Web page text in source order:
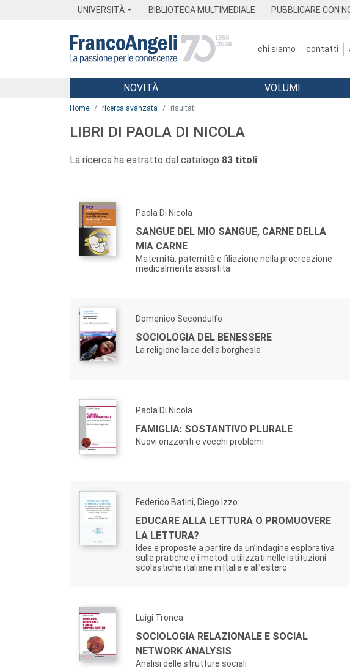
UNIVERSITÀ BIBLIOTECA MULTIMEDIALE PUBBLICARE CON
chi siamo contatti
Menu
NOVITÀ VOLUMI
Home ricerca avanzata risultati
LIBRI DI PAOLA DI NICOLA
La ricerca ha estratto dal catalogo 83 titoli
Paola Di Nicola
SANGUE DEL MIO SANGUE, CARNE DELLA
MIA CARNE
Maternità, paternità e filiazione nella procreazione
medicalmente assistita
Domenico Secondulfo
SOCIOLOGIA DEL BENESSERE
La religione laica della borghesia
Paola Di Nicola
FAMIGLIA: SOSTANTIVO PLURALE
Nuovi orizzonti e vecchi problemi
Federico Batini, Diego Izzo
EDUCARE ALLA LETTURA O PROMUOVERE
LA LETTURA?
Idee e proposte a partire da un’indagine esplorativa
sulle pratiche e i metodi utilizzati nelle istituzioni
scolastiche italiane in Italia e all’estero
Luigi Tronca
SOCIOLOGIA RELAZIONALE E SOCIAL
NETWORK ANALYSIS
Analisi delle strutture sociali